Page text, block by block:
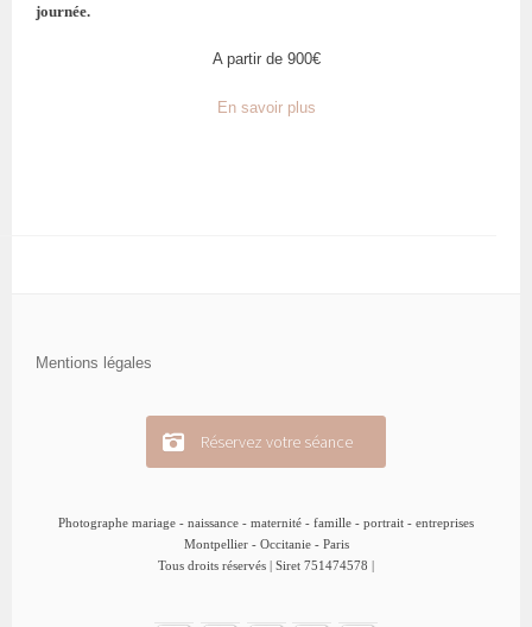
journée.
A partir de 900€
En savoir plus
Mentions légales
Réservez votre séance
Photographe mariage - naissance - maternité - famille - portrait - entreprises
Montpellier - Occitanie - Paris
Tous droits réservés | Siret 751474578